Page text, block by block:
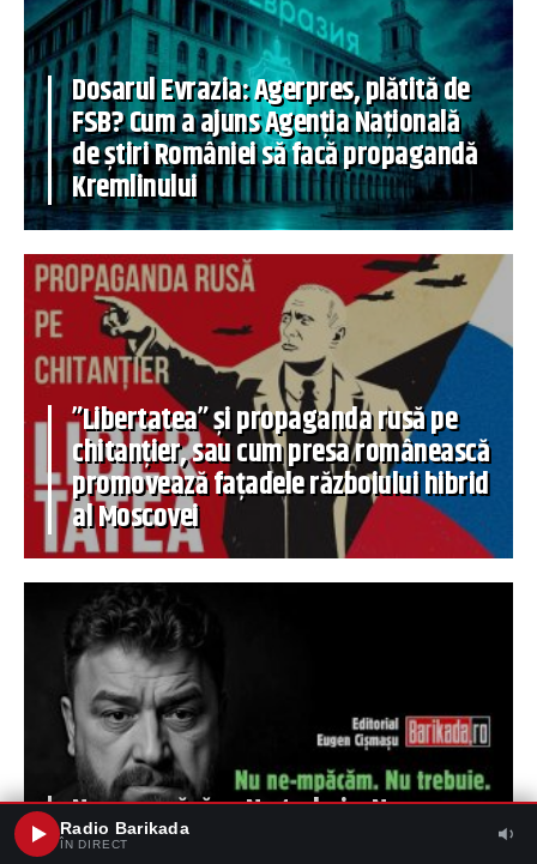
Dosarul Evrazia: Agerpres, plătită de
FSB? Cum a ajuns Agenția Națională
de știri României să facă propagandă
Kremlinului
”Libertatea” și propaganda rusă pe
chitanțier, sau cum presa românească
promovează fațadele războiului hibrid
al Moscovei
Nu ne-mpăcăm. Nu trebuie. Nu ne
putem permite
Radio Barikada
ÎN DIRECT